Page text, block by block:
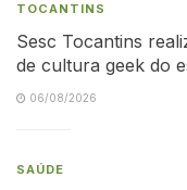
TOCANTINS
Sesc Tocantins
de cultura geek do
06/08/2026
SAÚDE